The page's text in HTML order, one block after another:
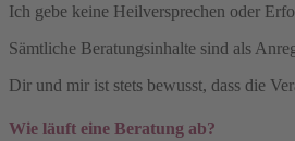
Ich gebe keine Heilversprechen oder
Sämtliche Beratungsinhalte sind als
Dir und mir ist stets bewusst, dass die
Wie läuft eine Beratung ab?